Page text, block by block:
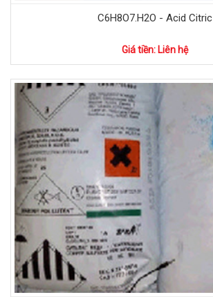
C6H8O7.H2O - Acid Citric
Giá tiền: Liên hệ